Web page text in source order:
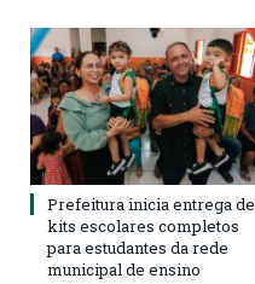
Prefeitura inicia entrega de
kits escolares completos
para estudantes da rede
municipal de ensino